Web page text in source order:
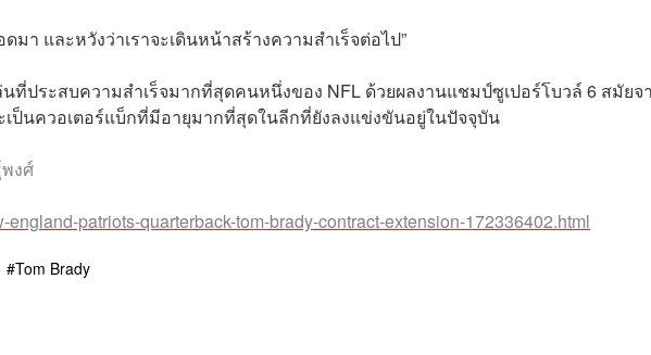
มา และหวังว่าเราจะเดินหน้าสร้างความสำเร็จต่อไป”
นที่ประสบความสำเร็จมากที่สุดคนหนึ่งของ NFL ด้วยผลงานแชมป์ซูเปอร์โบวล์ 6 สมัยจ
เป็นควอเตอร์แบ็กที่มีอายุมากที่สุดในลีกที่ยังลงแข่งขันอยู่ในปัจจุบัน
งศ์
england-patriots-quarterback-tom-brady-contract-extension-172336402.html
Tom Brady